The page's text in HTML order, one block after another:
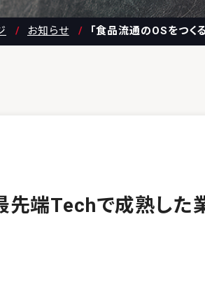
お知らせ 「食品流通のOSをつ
先端Techで成熟し